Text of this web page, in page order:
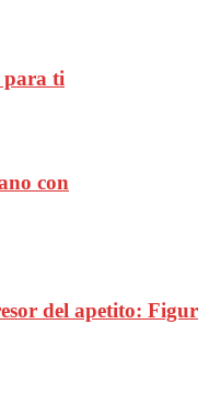
para ti
con
del apetito: Figur